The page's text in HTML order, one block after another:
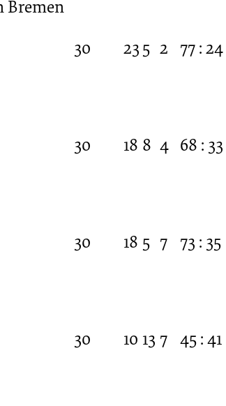
Bremen
30
235 2 77 : 24
30
18 8 4 68 : 33
30
18 5 7 73 : 35
30
10 13 7 45 : 41